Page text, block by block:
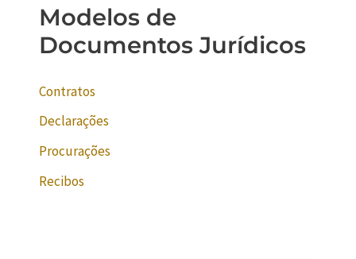
Modelos de
Documentos Jurídicos
Contratos
Declarações
Procurações
Recibos